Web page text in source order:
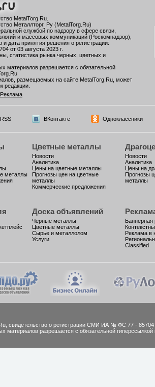
MetalTorg.Ru
Металлторг. Ру (MetalTorg.Ru)
службой по надзору в сфере связи,
и массовых коммуникаций (Роскомнадзор),
и дата принятия решения о регистрации:
от 03 августа 2023 г.
статистика рынка черных, цветных и
материалов разрешается с обязательной
размещаемых на сайте MetalTorg.Ru, может
редакции.
Реклама
RSS ВКонтакте Одноклассники
металлы
Цветные металлы
Новости
Аналитика
Цены на цветные металлы
Прогнозы цен на цветные
металлы
Коммерческие предложения
Новости
Аналитика
Цены на
Прогнозы
металлы
Доска объявлений
Черные металлы
Цветные металлы
Сырье и металлолом
Услуги
Баннерная
Реклама в
Classified
cвидетельство о регистрации СМИ ИА № ФС 77 - 85704
материалов разрешается с обязательной гиперссылкой